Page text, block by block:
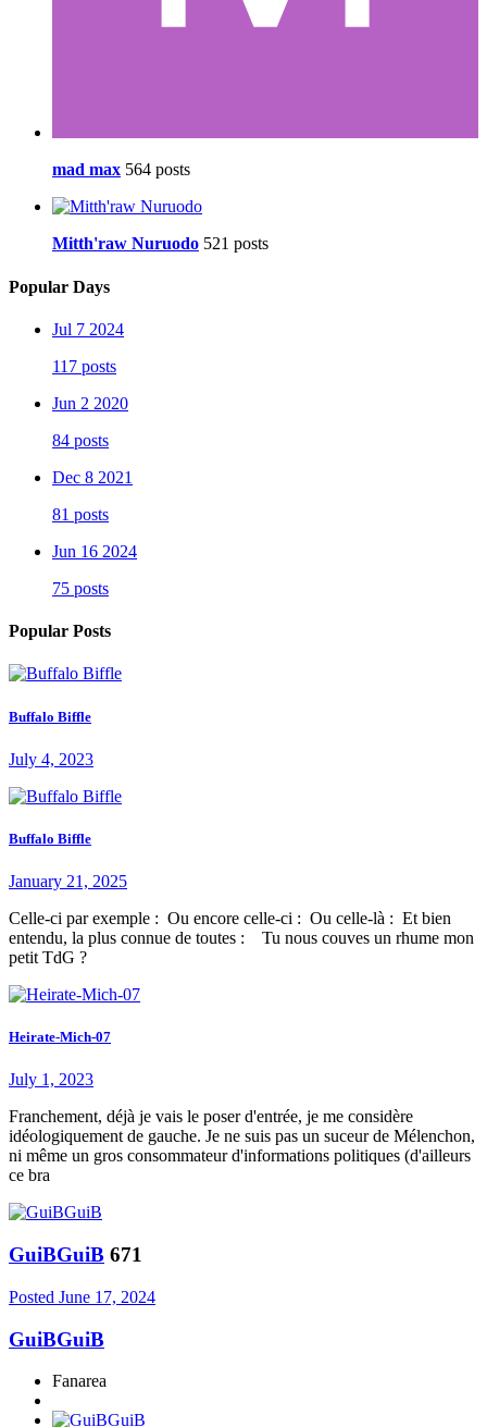
mad max 564 posts
Mitth'raw Nuruodo 521 posts
Popular Days
Jul 7 2024
117 posts
Jun 2 2020
84 posts
Dec 8 2021
81 posts
Jun 16 2024
75 posts
Popular Posts
Buffalo Biffle
July 4, 2023
Buffalo Biffle
January 21, 2025
Celle-ci par exemple : Ou encore celle-ci : Ou celle-là : Et bien
entendu, la plus connue de toutes : Tu nous couves un rhume mon
petit TdG ?
Heirate-Mich-07
July 1, 2023
Franchement, déjà je vais le poser d'entrée, je me considère
idéologiquement de gauche. Je ne suis pas un suceur de Mélenchon,
ni même un gros consommateur d'informations politiques (d'ailleurs
ce bra
GuiBGuiB 671
Posted June 17, 2024
GuiBGuiB
Fanarea